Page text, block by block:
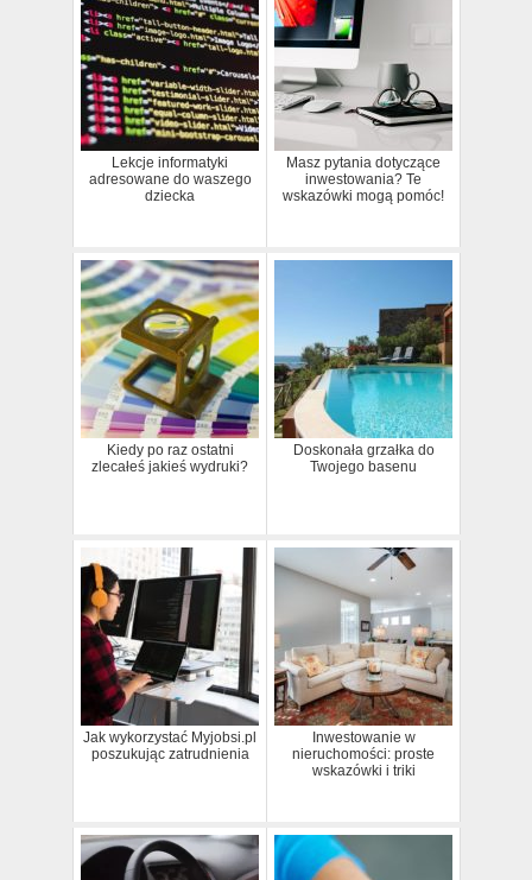
Lekcje informatyki
adresowane do waszego
dziecka
Masz pytania dotyczące
inwestowania? Te
wskazówki mogą pomóc!
Kiedy po raz ostatni
zlecałeś jakieś wydruki?
Doskonała grzałka do
Twojego basenu
Jak wykorzystać Myjobsi.pl
poszukując zatrudnienia
Inwestowanie w
nieruchomości: proste
wskazówki i triki